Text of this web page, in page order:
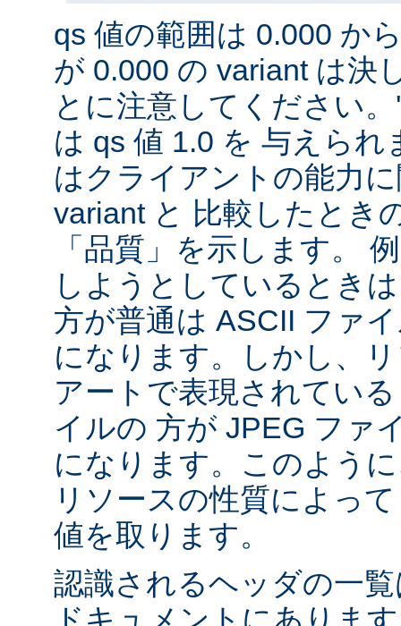
qs 値の範囲は 0.000 か
が 0.000 の variant は決
とに注意してください
は qs 値 1.0 を 与えら
はクライアントの能力
variant と 比較したとき
「品質」を示します。
しようとしているとき
方が普通は ASCII ファ
になります。しかし、
アートで表現されてい
イルの 方が JPEG ファ
になります。このよう
リソースの性質によっ
値を取ります。
認識されるヘッダの一
ドキュメントにありま